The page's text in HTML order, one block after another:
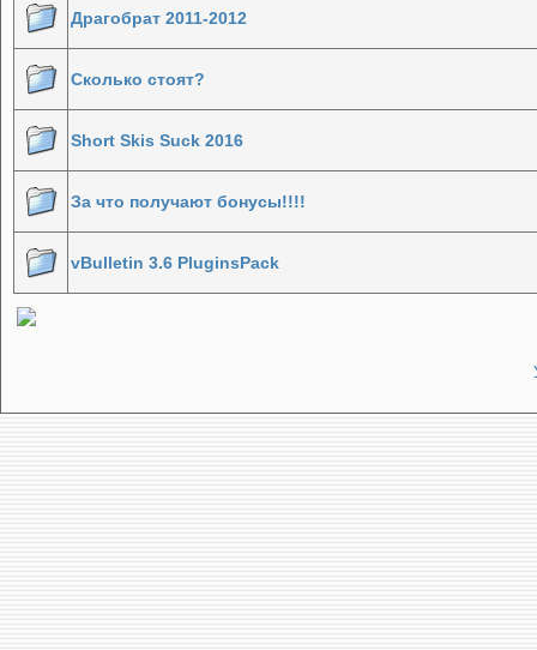
Драгобрат 2011-2012
Сколько стоят?
Short Skis Suck 2016
За что получают бонусы!!!!
vBulletin 3.6 PluginsPack